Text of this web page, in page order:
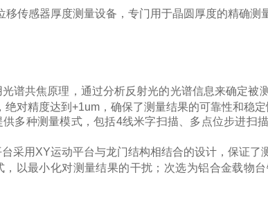
移传感器厚度测量设备，专门用于晶圆厚度的精确测
光谱共焦原理，通过分析反射光的光谱信息来确定被
对精度达到+1um，确保了测量结果的可靠性和稳定
供多种测量模式，包括4线米字扫描、多点位步进扫
采用XY运动平台与龙门结构相结合的设计，保证
，以最小化对测量结果的干扰；次选为铝合金载物